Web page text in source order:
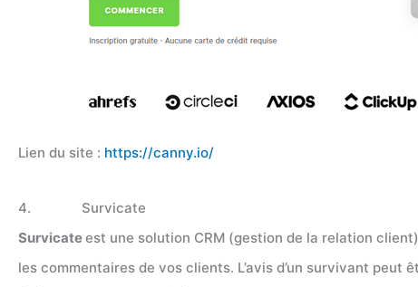
Lien du site : https://canny.io/
4. Survicate
Survicateest une solution CRM (gestion de la relation
les commentaires de vos clients. L’avis d’un survivant